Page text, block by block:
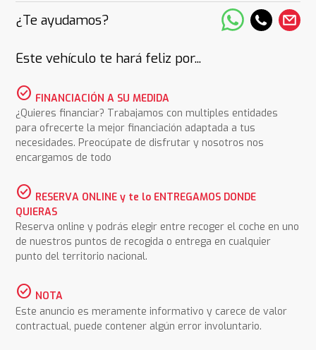
¿Te ayudamos?
Este vehículo te hará feliz por...
check_circle FINANCIACIÓN A SU MEDIDA
¿Quieres financiar? Trabajamos con multiples entidades
para ofrecerte la mejor financiación adaptada a tus
necesidades. Preocúpate de disfrutar y nosotros nos
encargamos de todo
check_circle RESERVA ONLINE y te lo ENTREGAMOS DONDE
QUIERAS
Reserva online y podrás elegir entre recoger el coche en uno
de nuestros puntos de recogida o entrega en cualquier
punto del territorio nacional.
check_circle NOTA
Este anuncio es meramente informativo y carece de valor
contractual, puede contener algún error involuntario.